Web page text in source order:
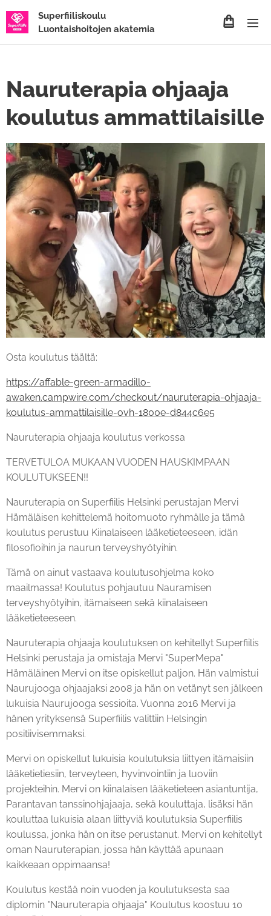
Superfiiliskoulu
Luontaishoitojen akatemia
Nauruterapia ohjaaja
koulutus ammattilaisille
Osta koulutus täältä:
https://affable-green-armadillo-
awaken.campwire.com/checkout/nauruterapia-ohjaaja-
koulutus-ammattilaisille-ovh-1800e-d844c6e5
Nauruterapia ohjaaja koulutus verkossa
TERVETULOA MUKAAN VUODEN HAUSKIMPAAN
KOULUTUKSEEN!! ✨✨✨
Nauruterapia on Superfiilis Helsinki perustajan Mervi
Hämäläisen kehittelemä hoitomuoto ryhmälle ja tämä
koulutus perustuu Kiinalaiseen lääketieteeseen, idän
filosofioihin ja naurun terveyshyötyihin.
Tämä on ainut vastaava koulutusohjelma koko
maailmassa! Koulutus pohjautuu Nauramisen
terveyshyötyihin, itämaiseen sekä kiinalaiseen
lääketieteeseen.
Nauruterapia ohjaaja koulutuksen on kehitellyt Superfiilis
Helsinki perustaja ja omistaja Mervi "SuperMepa"
Hämäläinen Mervi on itse opiskellut paljon. Hän valmistui
Naurujooga ohjaajaksi 2008 ja hän on vetänyt sen jälkeen
lukuisia Naurujooga sessioita. Vuonna 2016 Mervi ja
hänen yrityksensä Superfiilis valittiin Helsingin
positiivisemmaksi.
Mervi on opiskellut lukuisia koulutuksia liittyen itämaisiin
lääketietiesiin, terveyteen, hyvinvointiin ja luoviin
projekteihin. Mervi on kiinalaisen lääketieteen asiantuntija,
Parantavan tanssinohjajaaja, sekä kouluttaja, lisäksi hän
kouluttaa lukuisia alaan liittyviä koulutuksia Superfiilis
koulussa, jonka hän on itse perustanut. Mervi on kehitellyt
oman Nauruterapian, jossa hän käyttää apunaan
kaikkeaan oppimaansa!
Koulutus kestää noin vuoden ja koulutuksesta saa
diplomin "Nauruterapia ohjaaja" Koulutus koostuu 10